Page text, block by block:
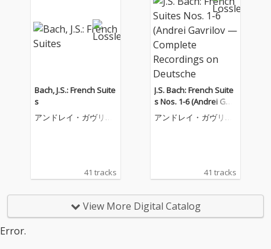
Bach, J.S.: French Suite
s
アンドレイ・ガヴリー
41 tracks
J.S. Bach: French Suite
s Nos. 1-6 (Andrei Gav
rilov — Complete Reco
rdings on Deutsche Gr
アンドレイ・ガヴリー
41 tracks
View More Digital Catalog
Error.